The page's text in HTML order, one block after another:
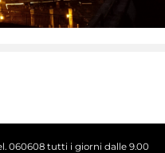
060608 tutti i giorni dalle 9.00